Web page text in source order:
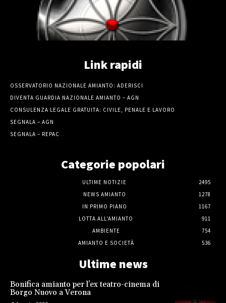
Link rapidi
OSSERVATORIO NAZIONALE AMIANTO: ADERISCI
DIVENTA GUARDIA NAZIONALE AMIANTO – AGN
CONSULENZA LEGALE GRATUITA: CIVILE, PENALE E LAVORO
SEGNALA – AGN
SEGNALA – REPAC
Categorie popolari
ULTIME NOTIZIE
2495
NEWS AMIANTO
1278
IN PRIMO PIANO
1167
LOTTA ALL'AMIANTO
911
AMBIENTE
754
AMIANTO E SOCIETÀ
536
Ultime news
Bonifica amianto per l’ex teatro-cinema di
Borgo Nuovo a Verona